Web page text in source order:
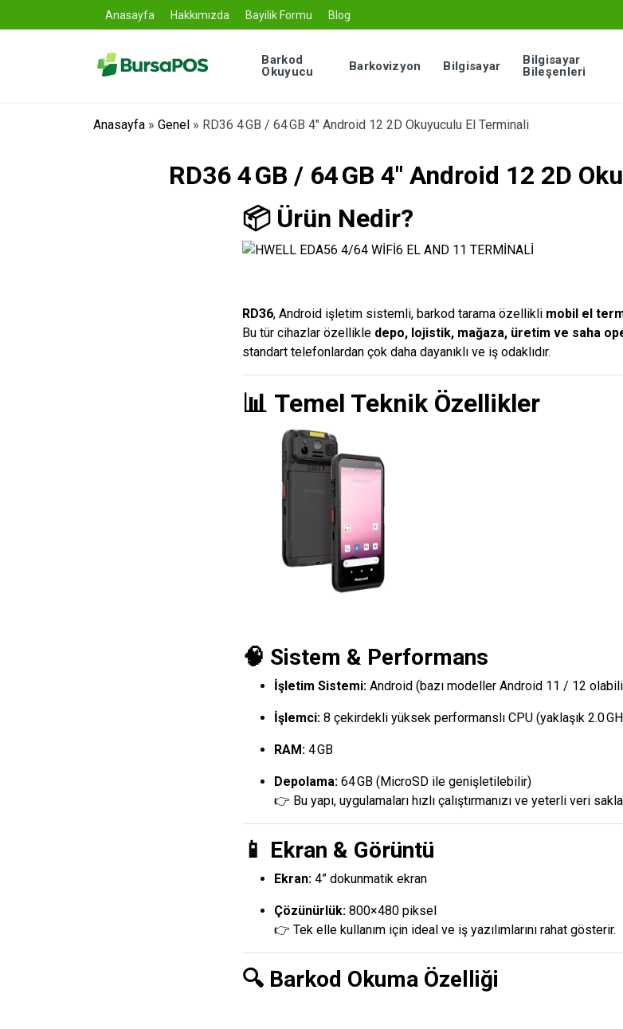
Anasayfa Hakkımızda Bayilik Formu Blog
Barkod
Okuyucu
Barkovizyon Bilgisayar
Bilgisayar
Bileşenleri
Anasayfa » Genel » RD36 4 GB / 64 GB 4″ Android 12 2D Okuyuculu El Terminali
RD36 4 GB / 64 GB 4″ Android 12 2D
📦 Ürün Nedir?
RD36, Android işletim sistemli, barkod tarama özellikli mobil el
Bu tür cihazlar özellikle depo, lojistik, mağaza, üretim ve saha
standart telefonlardan çok daha dayanıklı ve iş odaklıdır.
📊 Temel Teknik Özellikler
🧠 Sistem & Performans
İşletim Sistemi:Android (bazı modeller Android 11 / 12
İşlemci:8 çekirdekli yüksek performanslı CPU (yaklaşık 2.0
RAM:4 GB
Depolama:64 GB (MicroSD ile genişletilebilir)
👉 Bu yapı, uygulamaları hızlı çalıştırmanızı ve yeterli veri
📱 Ekran & Görüntü
Ekran:4” dokunmatik ekran
Çözünürlük:800×480 piksel
👉 Tek elle kullanım için ideal ve iş yazılımlarını rahat gösterir.
🔍 Barkod Okuma Özelliği